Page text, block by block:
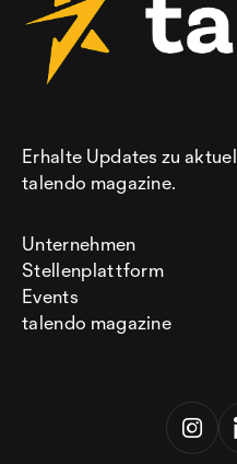
Erhalte Updates zu
talendo magazine.
Unternehmen
Stellenplattform
Events
talendo magazine